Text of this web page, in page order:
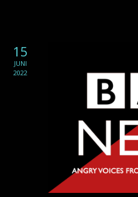
15
JUNI
2022